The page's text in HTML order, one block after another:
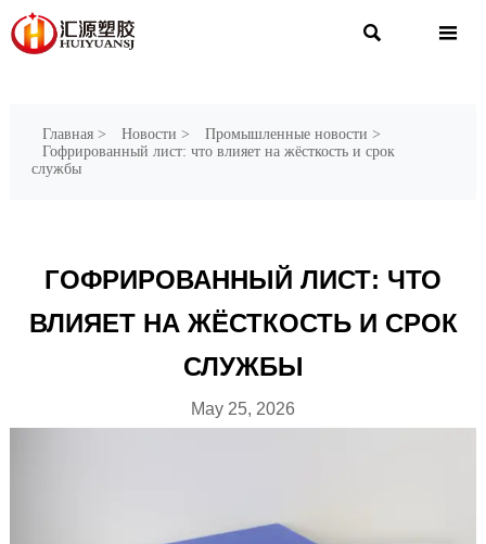
 
Главная> Новости > Промышленные новости >
Гофрированный лист: что влияет на жёсткость и срок
службы
ГОФРИРОВАННЫЙ ЛИСТ: ЧТО
ВЛИЯЕТ НА ЖЁСТКОСТЬ И СРОК
СЛУЖБЫ
May 25, 2026